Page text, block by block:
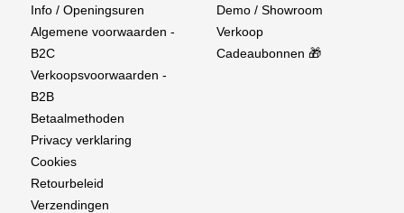
Info / Openingsuren
Algemene voorwaarden -
B2C
Verkoopsvoorwaarden -
B2B
Betaalmethoden
Privacy verklaring
Cookies
Retourbeleid
Verzendingen
Demo / Showroom
Verkoop
Cadeaubonnen 🎁